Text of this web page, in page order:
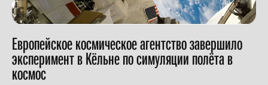
Европейское космическое агентство завершило
эксперимент в Кёльне по симуляции полёта в
космос